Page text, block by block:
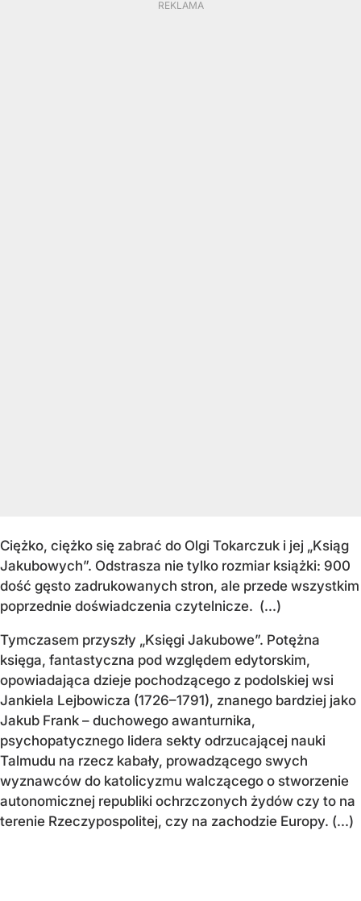
Ciężko, ciężko się zabrać do Olgi Tokarczuk i jej „Ksiąg
Jakubowych”. Odstrasza nie tylko rozmiar książki: 900
dość gęsto zadrukowanych stron, ale przede wszystkim
poprzednie doświadczenia czytelnicze. (...)
Tymczasem przyszły „Księgi Jakubowe”. Potężna
księga, fantastyczna pod względem edytorskim,
opowiadająca dzieje pochodzącego z podolskiej wsi
Jankiela Lejbowicza (1726–1791), znanego bardziej jako
Jakub Frank – duchowego awanturnika,
psychopatycznego lidera sekty odrzucającej nauki
Talmudu na rzecz kabały, prowadzącego swych
wyznawców do katolicyzmu walczącego o stworzenie
autonomicznej republiki ochrzczonych żydów czy to na
terenie Rzeczypospolitej, czy na zachodzie Europy. (...)